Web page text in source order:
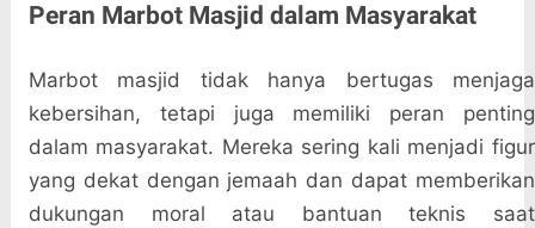
Peran Marbot Masjid dalam Masyarakat
Marbot masjid tidak hanya bertugas menjaga
kebersihan, tetapi juga memiliki peran penting
dalam masyarakat. Mereka sering kali menjadi figur
yang dekat dengan jemaah dan dapat memberikan
dukungan moral atau bantuan teknis saat